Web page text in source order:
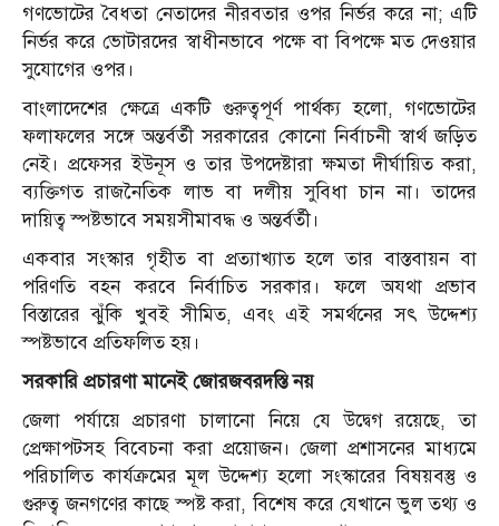
গণভোটের বৈধতা নেতাদের নীরবতার ওপর নির্ভর করে না; এটি
নির্ভর করে ভোটারদের স্বাধীনভাবে পক্ষে বা বিপক্ষে মত দেওয়ার
সুযোগের ওপর।
বাংলাদেশের ক্ষেত্রে একটি গুরুত্বপূর্ণ পার্থক্য হলো, গণভোটের
ফলাফলের সঙ্গে অন্তর্বর্তী সরকারের কোনো নির্বাচনী স্বার্থ জড়িত
নেই। প্রফেসর ইউনূস ও তার উপদেষ্টারা ক্ষমতা দীর্ঘায়িত করা,
ব্যক্তিগত রাজনৈতিক লাভ বা দলীয় সুবিধা চান না। তাদের
দায়িত্ব স্পষ্টভাবে সময়সীমাবদ্ধ ও অন্তর্বর্তী।
একবার সংস্কার গৃহীত বা প্রত্যাখ্যাত হলে তার বাস্তবায়ন বা
পরিণতি বহন করবে নির্বাচিত সরকার। ফলে অযথা প্রভাব
বিস্তারের ঝুঁকি খুবই সীমিত, এবং এই সমর্থনের সৎ উদ্দেশ্য
স্পষ্টভাবে প্রতিফলিত হয়।
সরকারি প্রচারণা মানেই জোরজবরদস্তি নয়
জেলা পর্যায়ে প্রচারণা চালানো নিয়ে যে উদ্বেগ রয়েছে, তা
প্রেক্ষাপটসহ বিবেচনা করা প্রয়োজন। জেলা প্রশাসনের মাধ্যমে
পরিচালিত কার্যক্রমের মূল উদ্দেশ্য হলো সংস্কারের বিষয়বস্তু ও
গুরুত্ব জনগণের কাছে স্পষ্ট করা, বিশেষ করে যেখানে ভুল তথ্য ও